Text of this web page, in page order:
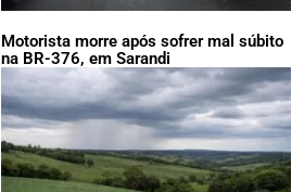
Motorista morre após sofrer mal súbito
na BR-376, em Sarandi